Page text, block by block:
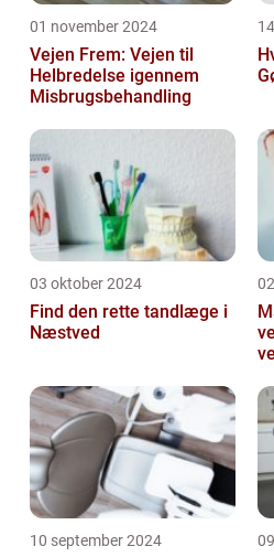
01 november 2024
Vejen Frem: Vejen til
Helbredelse igennem
Misbrugsbehandling
03 oktober 2024
Find den rette tandlæge i
Næstved
10 september 2024